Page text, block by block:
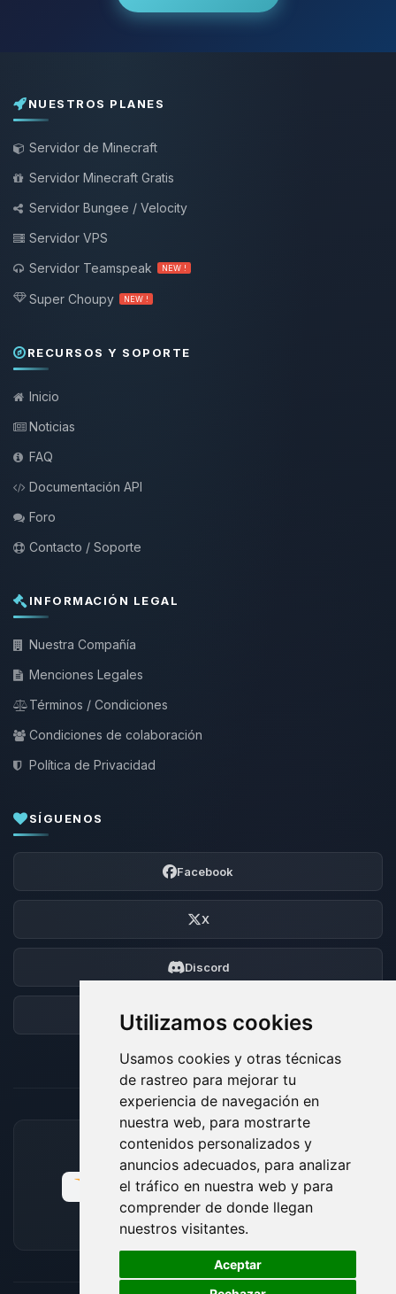
Utilizamos cookies
Usamos cookies y otras técnicas
de rastreo para mejorar tu
experiencia de navegación en
nuestra web, para mostrarte
contenidos personalizados y
anuncios adecuados, para analizar
el tráfico en nuestra web y para
comprender de donde llegan
nuestros visitantes.
Aceptar
NUESTROS PLANES
Servidor de Minecraft
Servidor Minecraft Gratis
Servidor Bungee / Velocity
Servidor VPS
Servidor Teamspeak
NEW !
Super Choupy NEW !
RECURSOS Y SOPORTE
Inicio
Noticias
FAQ
Documentación API
Foro
Contacto / Soporte
INFORMACIÓN LEGAL
Nuestra Compañía
Menciones Legales
Términos / Condiciones
Condiciones de colaboración
Política de Privacidad
SÍGUENOS
Facebook
X
Discord
Foro
MÉTODOS DE PAGO ACEPTADOS
🍪